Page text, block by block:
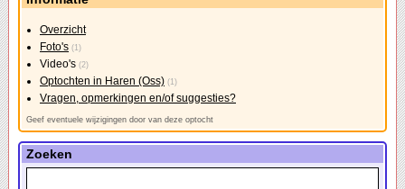
Overzicht
Foto's (1)
Video's (2)
Optochten in Haren (Oss) (1)
Vragen, opmerkingen en/of suggesties?
Geef eventuele wijzigingen door van deze optocht
Zoeken